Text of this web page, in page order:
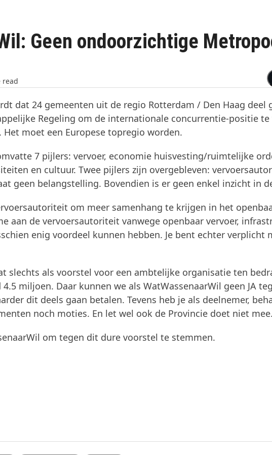
Geen ondoorzichtige
read
dat 24 gemeenten uit de regio Rotterdam / Den Haag deel
Regeling om de internationale concurrentie-positie
moet een Europese topregio worden.
7 pijlers: vervoer, economie huisvesting/ruimtelijke
en cultuur. Twee pijlers zijn overgebleven:
geen belangstelling. Bovendien is er geen enkel inzicht in
om meer samenhang te krijgen in het
aan de vervoersautoriteit vanwege openbaar vervoer,
enig voordeel kunnen hebben. Je bent echter verplicht
slechts als voorstel voor een ambtelijke organisatie ten
miljoen. Daar kunnen we als WatWassenaarWil geen JA
dit deels gaan betalen. Tevens heb je als deelnemer,
noch moties. En let wel ook de Provincie doet niet mee.
om tegen dit dure voorstel te stemmen.